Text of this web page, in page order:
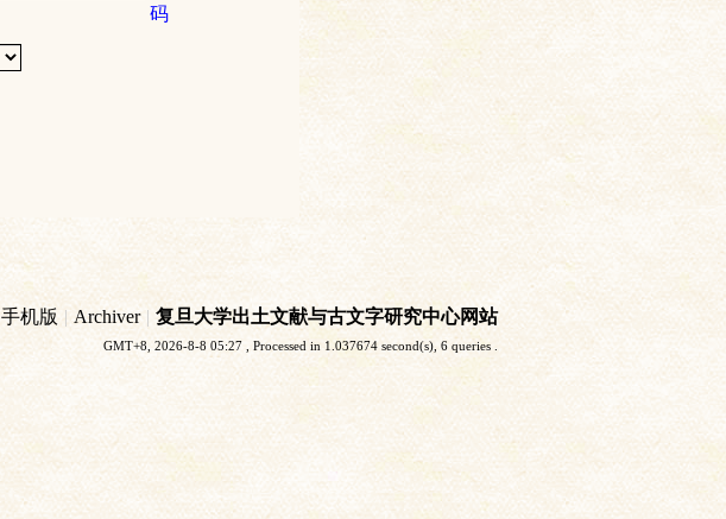
码
手机版 | Archiver | 复旦大学出土文献与古文字研究中心网站
GMT+8, 2026-8-8 05:27 , Processed in 1.037674 second(s), 6 queries .